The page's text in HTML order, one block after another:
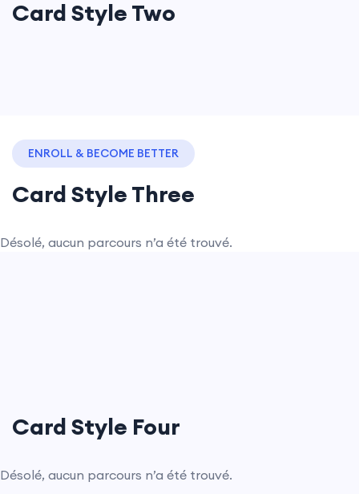
Card Style Two
ENROLL & BECOME BETTER
Card Style Three
Désolé, aucun parcours n’a été trouvé.
Card Style Four
Désolé, aucun parcours n’a été trouvé.